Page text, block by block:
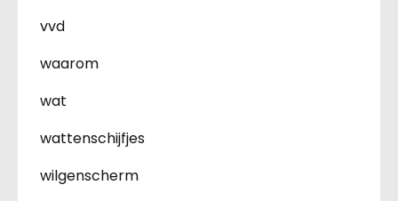
vvd
waarom
wat
wattenschijfjes
wilgenscherm